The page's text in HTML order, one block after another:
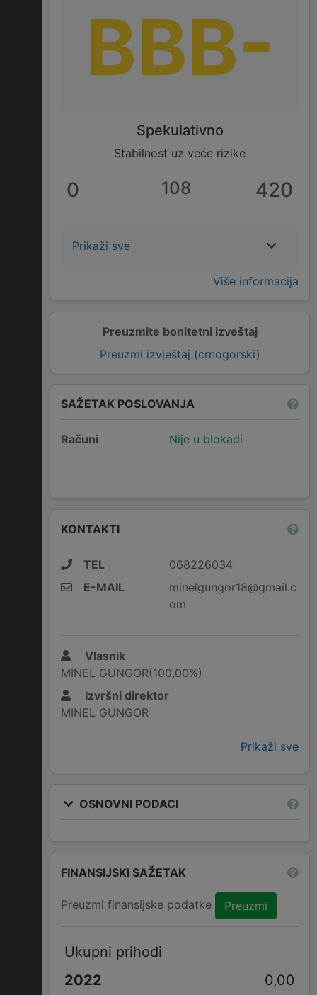
Preuzmite bonitetni izveštaj
Preuzmi izvještaj (crnogorski)
BBB-
Spekulativno
Stabilnost uz veće rizike
0 108 420
Prikaži sve
Više informacija
SAŽETAK POSLOVANJA
Računi Nije u blokadi
KONTAKTI
TEL
068226034
E-MAIL
minelgungor18@gmail.c
om
Vlasnik
MINEL GUNGOR(100,00%)
Izvršni direktor
MINEL GUNGOR
Prikaži sve
OSNOVNI PODACI
FINANSIJSKI SAŽETAK
Preuzmi finansijske podatke Preuzmi
Ukupni prihodi
0,00